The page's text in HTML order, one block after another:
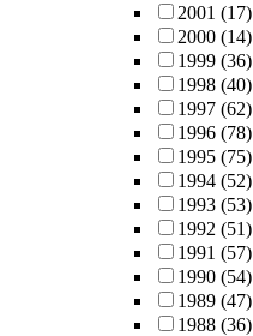
2001 (17)
2000 (14)
1999 (36)
1998 (40)
1997 (62)
1996 (78)
1995 (75)
1994 (52)
1993 (53)
1992 (51)
1991 (57)
1990 (54)
1989 (47)
1988 (36)